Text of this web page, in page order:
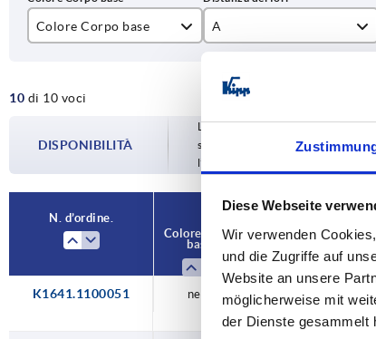
Diese Webseite
Wir verwenden
und die Zugriffe auf
Website an unsere
möglicherweise mit
der Dienste gesammelt
Colore Corpo base
nero
A
120
160
180
10 di 10 voci
DISPONIBILITÀ
La disponibilità viene aggiornata
spedizione confermata vi verrà
l’ordine.
N. d’ordine.
Colore Corpo
base
A D
K1641.1100051 nero 100 M5